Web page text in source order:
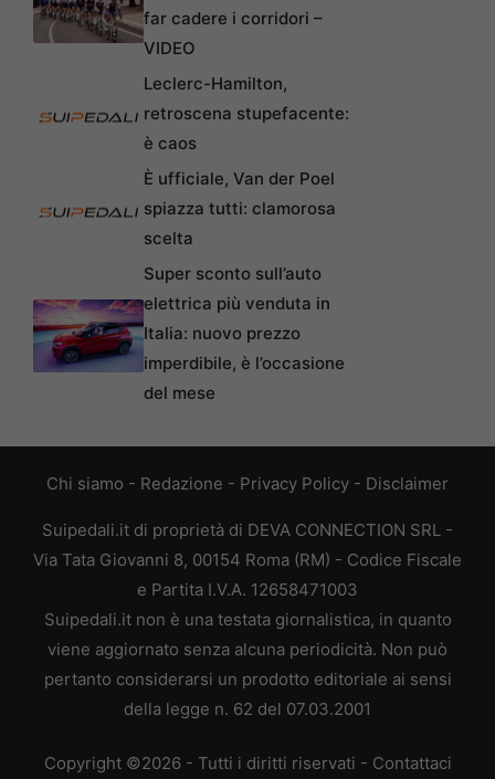
far cadere i corridori –
VIDEO
Leclerc-Hamilton,
retroscena stupefacente:
è caos
È ufficiale, Van der Poel
spiazza tutti: clamorosa
scelta
Super sconto sull’auto
elettrica più venduta in
Italia: nuovo prezzo
imperdibile, è l’occasione
del mese
Chi siamo - Redazione - Privacy Policy - Disclaimer
Suipedali.it di proprietà di DEVA CONNECTION SRL -
Via Tata Giovanni 8, 00154 Roma (RM) - Codice Fiscale
e Partita I.V.A. 12658471003
Suipedali.it non è una testata giornalistica, in quanto
viene aggiornato senza alcuna periodicità. Non può
pertanto considerarsi un prodotto editoriale ai sensi
della legge n. 62 del 07.03.2001
Copyright ©2026 - Tutti i diritti riservati - Contattaci